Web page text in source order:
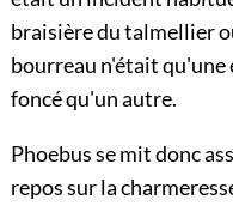
braisière du talmellier
bourreau n'était qu'une
foncé qu'un autre.
Phoebus se mit donc
repos sur la